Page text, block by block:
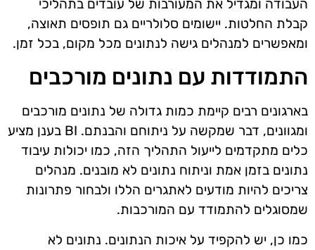
העבודה ומגדיל את המעורבות של עובדים בתהליכי
קבלת החלטות. יישומים סלולריים גם תופסים תאוצה,
ומאפשרים למנהלים גישה לנתונים מכל מקום, בכל זמן.
התמודדות עם נתונים מורכבים
בארגונים רבים קיימת כמות גדולה של נתונים מורכבים
ומגוונים, דבר שמקשה על ניתוחם והבנתם. BI בענן מציע
כלים מתקדמים לייעול התהליך הזה, כמו יכולות עיבוד
נתונים בזמן אמת וניתוח נתונים לא מובנים. מנהלים
צריכים להיות מודעים לאתגרים הללו ולבחור פתרונות
שמסוגלים להתמודד עם המורכבות.
כמו כן, יש להקפיד על איכות הנתונים. נתונים לא